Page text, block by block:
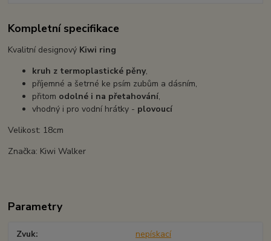
Kompletní specifikace
Kvalitní designový Kiwi ring
kruh z termoplastické pěny,
příjemné a šetrné ke psím zubům a dásním,
přitom odolné i na přetahování,
vhodný i pro vodní hrátky - plovoucí
Velikost: 18cm
Značka: Kiwi Walker
Parametry
Zvuk nepískací